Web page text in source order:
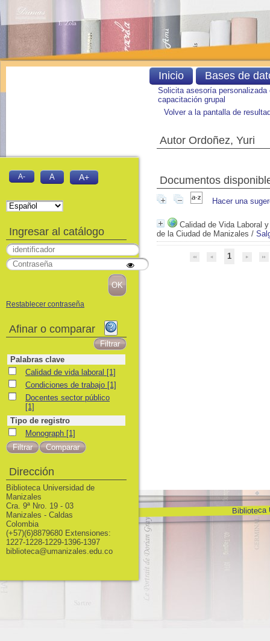
Solicita asesoría personalizada
capacitación grupal
Volver a la pantalla de
Autor Ordoñez, Yuri
Documentos
Hacer una
Calidad de Vida Laboral
de la Ciudad de Manizales /
1
Biblioteca
Inicio Bases de
A- A A+
Ingresar al catálogo
Restablecer contraseña
Afinar o comparar
Palabras clave
Calidad de vida laboral
Calidad de vida laboral [1]
Condiciones de trabajo
Condiciones de trabajo [1]
Docentes sector público
Docentes sector público
[1]
Tipo de registro
Monograph
Monograph [1]
Dirección
Biblioteca Universidad de
Manizales
Cra. 9ª Nro. 19 - 03
Manizales - Caldas
Colombia
(+57)(6)8879680 Extensiones:
1227-1228-1229-1396-1397
biblioteca@umanizales.edu.co